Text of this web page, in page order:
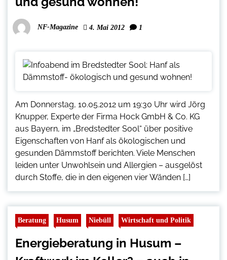
NF-Magazine 4. Mai 2012 1
Am Donnerstag, 10.05.2012 um 19:30 Uhr wird Jörg
Knupper, Experte der Firma Hock GmbH & Co. KG
aus Bayern, im „Bredstedter Sool“ über positive
Eigenschaften von Hanf als ökologischen und
gesunden Dämmstoff berichten. Viele Menschen
leiden unter Unwohlsein und Allergien – ausgelöst
durch Stoffe, die in den eigenen vier Wänden […]
Beratung Husum Niebüll Wirtschaft und Politik
Energieberatung in Husum –